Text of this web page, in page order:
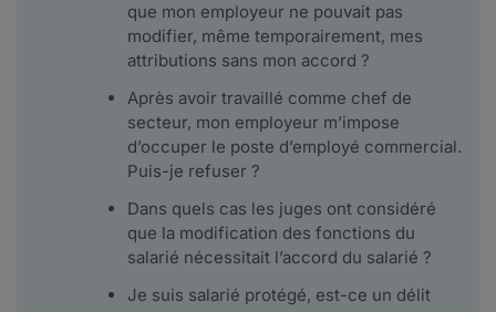
que mon employeur ne pouvait pas
modifier, même temporairement, mes
attributions sans mon accord ?
Après avoir travaillé comme chef de
secteur, mon employeur m’impose
d’occuper le poste d’employé commercial.
Puis-je refuser ?
Dans quels cas les juges ont considéré
que la modification des fonctions du
salarié nécessitait l’accord du salarié ?
Je suis salarié protégé, est-ce un délit